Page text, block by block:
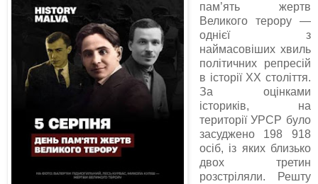
пам’ять жертв
Великого терору —
однієї з
наймасовіших хвиль
політичних репресій
в історії ХХ століття.
За оцінками
істориків, на
території УРСР було
засуджено 198 918
осіб, із яких близько
двох третин
розстріляли. Решту